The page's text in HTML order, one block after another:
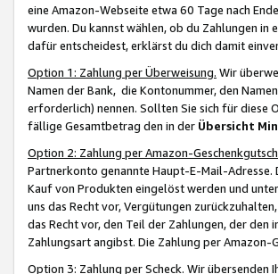
eine Amazon-Webseite etwa 60 Tage nach
wurden. Du kannst wählen, ob du Zahlungen
dafür entscheidest, erklärst du dich damit
Option 1: Zahlung per Überweisung. Wir
Namen der Bank, die Kontonummer, den
erforderlich) nennen. Sollten Sie sich für diese
fällige Gesamtbetrag den in der Übersicht
Option 2: Zahlung per Amazon-
Partnerkonto genannte Haupt-E-Mail-Adresse.
Kauf von Produkten eingelöst werden und
uns das Recht vor, Vergütungen
das Recht vor, den Teil der Zahlungen, der
Zahlungsart angibst. Die Zahlung per
Option 3: Zahlung per Scheck. Wir übersenden